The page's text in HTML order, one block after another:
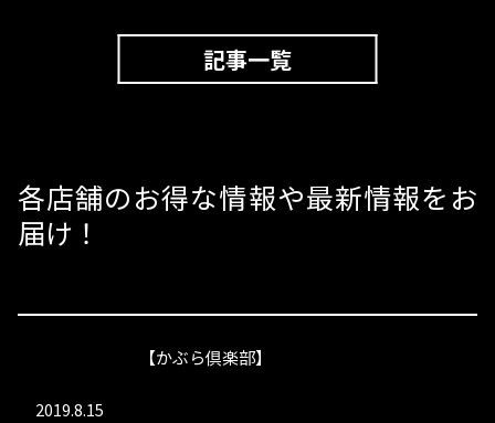
記事一覧
各店舗のお得な情報や最新情報をお
届け！
【かぶら倶楽部】
2019.8.15